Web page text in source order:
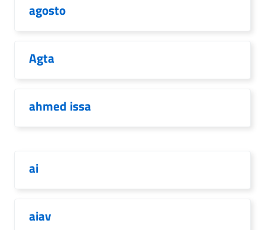
agosto
Agta
ahmed issa
ai
aiav